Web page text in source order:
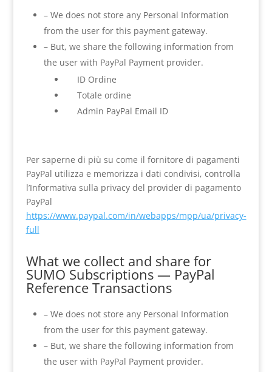
– We does not store any Personal Information
from the user for this payment gateway.
– But, we share the following information from
the user with PayPal Payment provider.
ID Ordine
Totale ordine
Admin PayPal Email ID
Per saperne di più su come il fornitore di pagamenti
PayPal utilizza e memorizza i dati condivisi, controlla
l’Informativa sulla privacy del provider di pagamento
PayPal
https://www.paypal.com/in/webapps/mpp/ua/privacy-
full
What we collect and share for
SUMO Subscriptions — PayPal
Reference Transactions
– We does not store any Personal Information
from the user for this payment gateway.
– But, we share the following information from
the user with PayPal Payment provider.